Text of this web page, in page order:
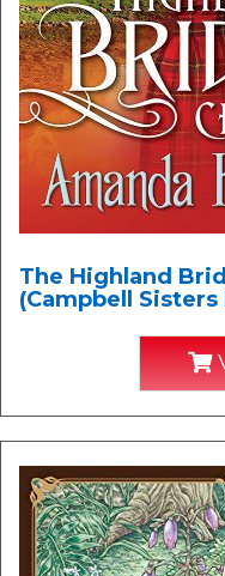
The Highland
(Campbell